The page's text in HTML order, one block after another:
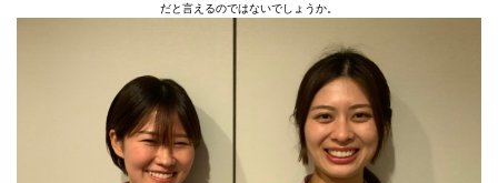
だと言えるのではないでしょうか。